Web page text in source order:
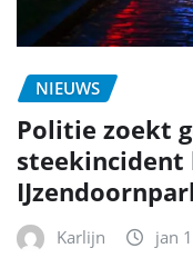
NIEUWS
Politie zoekt
steekincident
Karlijn jan